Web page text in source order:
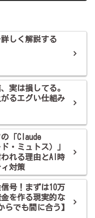
しく解説する
実は損してる。
るエグい仕組み
「Claude
・ミュトス）」
れる理由とAI時
対策
号！まずは10万
を作る現実的な
らでも間に合う】